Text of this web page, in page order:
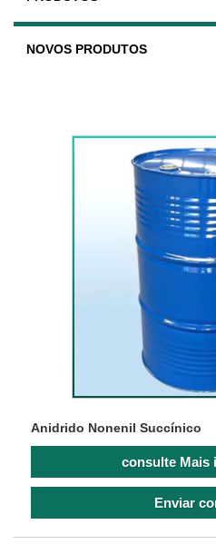
NOVOS PRODUTOS
Anidrido Nonenil Succínico
consulte Mais
Enviar